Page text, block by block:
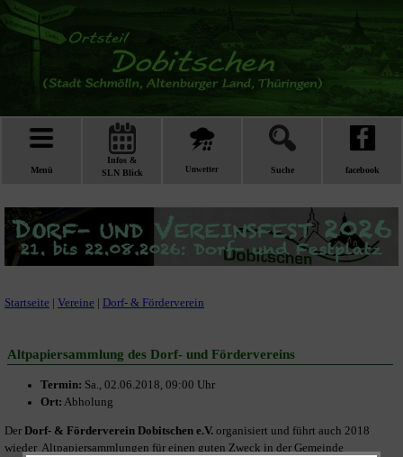
Menü
Infos &
SLN Blick
Unwetter Suche facebook
Startseite Vereine Dorf- & Förderverein
Altpapiersammlung des Dorf- und Fördervereins
Termin: Sa., 02.06.2018, 09:00 Uhr
Ort: Abholung
Der Dorf- & Förderverein Dobitschen e.V. organisiert und führt auch 2018
wieder Altpapiersammlungen für einen guten Zweck in der Gemeinde